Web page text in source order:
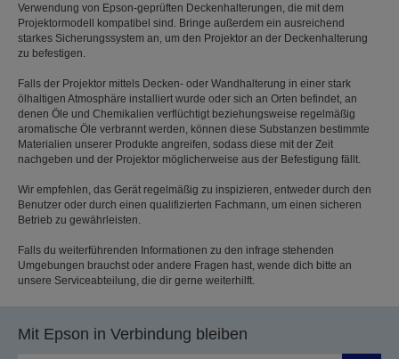
Verwendung von Epson-geprüften Deckenhalterungen, die mit dem
Projektormodell kompatibel sind. Bringe außerdem ein ausreichend
starkes Sicherungssystem an, um den Projektor an der Deckenhalterung
zu befestigen.
Falls der Projektor mittels Decken- oder Wandhalterung in einer stark
ölhaltigen Atmosphäre installiert wurde oder sich an Orten befindet, an
denen Öle und Chemikalien verflüchtigt beziehungsweise regelmäßig
aromatische Öle verbrannt werden, können diese Substanzen bestimmte
Materialien unserer Produkte angreifen, sodass diese mit der Zeit
nachgeben und der Projektor möglicherweise aus der Befestigung fällt.
Wir empfehlen, das Gerät regelmäßig zu inspizieren, entweder durch den
Benutzer oder durch einen qualifizierten Fachmann, um einen sicheren
Betrieb zu gewährleisten.
Falls du weiterführenden Informationen zu den infrage stehenden
Umgebungen brauchst oder andere Fragen hast, wende dich bitte an
unsere Serviceabteilung, die dir gerne weiterhilft.
Mit Epson in Verbindung bleiben